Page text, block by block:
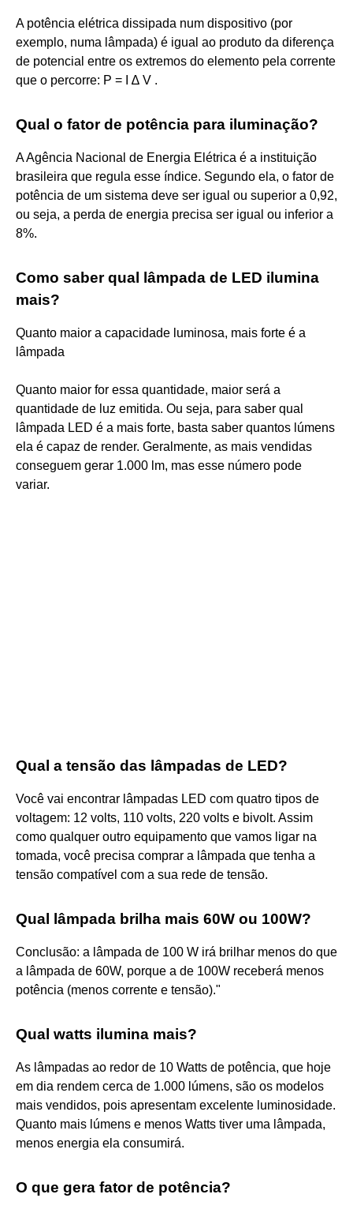
A potência elétrica dissipada num dispositivo (por
exemplo, numa lâmpada) é igual ao produto da diferença
de potencial entre os extremos do elemento pela corrente
que o percorre: P = I ∆ V .
Qual o fator de potência para iluminação?
A Agência Nacional de Energia Elétrica é a instituição
brasileira que regula esse índice. Segundo ela, o fator de
potência de um sistema deve ser igual ou superior a 0,92,
ou seja, a perda de energia precisa ser igual ou inferior a
8%.
Como saber qual lâmpada de LED ilumina
mais?
Quanto maior a capacidade luminosa, mais forte é a
lâmpada
Quanto maior for essa quantidade, maior será a
quantidade de luz emitida. Ou seja, para saber qual
lâmpada LED é a mais forte, basta saber quantos lúmens
ela é capaz de render. Geralmente, as mais vendidas
conseguem gerar 1.000 lm, mas esse número pode
variar.
Qual a tensão das lâmpadas de LED?
Você vai encontrar lâmpadas LED com quatro tipos de
voltagem: 12 volts, 110 volts, 220 volts e bivolt. Assim
como qualquer outro equipamento que vamos ligar na
tomada, você precisa comprar a lâmpada que tenha a
tensão compatível com a sua rede de tensão.
Qual lâmpada brilha mais 60W ou 100W?
Conclusão: a lâmpada de 100 W irá brilhar menos do que
a lâmpada de 60W, porque a de 100W receberá menos
potência (menos corrente e tensão)."
Qual watts ilumina mais?
As lâmpadas ao redor de 10 Watts de potência, que hoje
em dia rendem cerca de 1.000 lúmens, são os modelos
mais vendidos, pois apresentam excelente luminosidade.
Quanto mais lúmens e menos Watts tiver uma lâmpada,
menos energia ela consumirá.
O que gera fator de potência?